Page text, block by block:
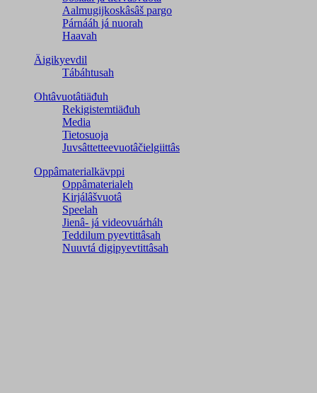
Aalmugijkoskâsâš pargo
Párnááh já nuorah
Haavah
Äigikyevdil
Tábáhtusah
Ohtâvuotâtiäđuh
Rekigistemtiäđuh
Media
Tietosuoja
Juvsâttetteevuotâčielgiittâs
Oppâmaterialkävppi
Oppâmaterialeh
Kirjálâšvuotâ
Speelah
Jienâ- já videovuárháh
Teddilum pyevtittâsah
Nuuvtá digipyevtittâsah